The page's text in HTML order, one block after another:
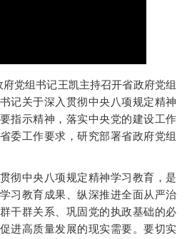
党组书记王凯主持召开省政府党组
记关于深入贯彻中央八项规定精神
指示精神，落实中央党的建设工作
委工作要求，研究部署省政府党组
中央八项规定精神学习教育，是
习教育成果、纵深推进全面从严治
干群关系、巩固党的执政基础的必
进高质量发展的现实需要。要切实